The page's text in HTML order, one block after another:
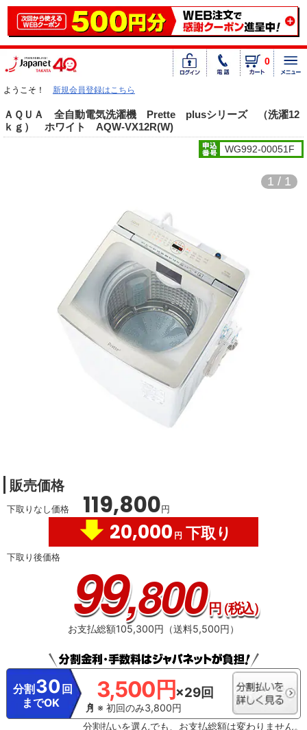
0
ようこそ！ 新規会員登録はこちら
ＡＱＵＡ 全自動電気洗濯機 Prette plusシリーズ （洗濯12
ｋｇ） ホワイト AQW-VX12R(W)
WG992-00051F
1 / 1
販売価格
下取りなし価格 119,800円
20,000 円 下取り
下取り後価格 99,800円（税込）
お支払総額105,300円（送料5,500円）
分割 30 回
までOK
3,500円×29回
※ 初回のみ3,800円
分割払いを選んでも、お支払総額は変わりません。